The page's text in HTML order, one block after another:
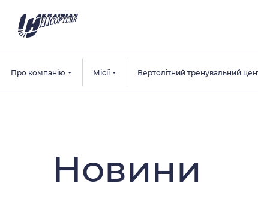
Про компанію Місії Вертолітний тренувальний
Новини